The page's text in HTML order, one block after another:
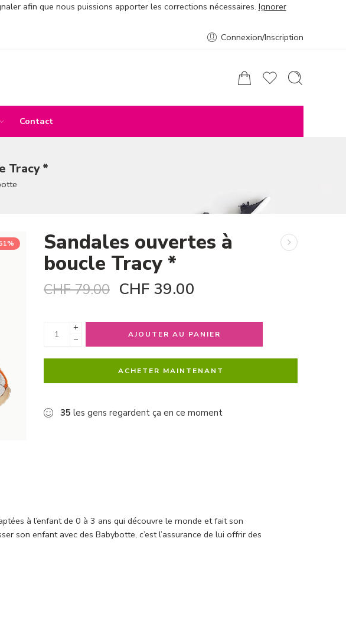
afin que nous puissions apporter les corrections nécessaires. Ignorer
Connexion/Inscription
Contact
Tracy *
Sandales ouvertes à
boucle Tracy *
CHF79.00 CHF 39.00
+
−
AJOUTER AU PANIER
ACHETER MAINTENANT
35 les gens regardent ça en ce moment
à l’enfant de 0 à 3 ans qui découvre le monde et fait son
son enfant avec des Babybotte, c’est l’assurance de lui offrir des